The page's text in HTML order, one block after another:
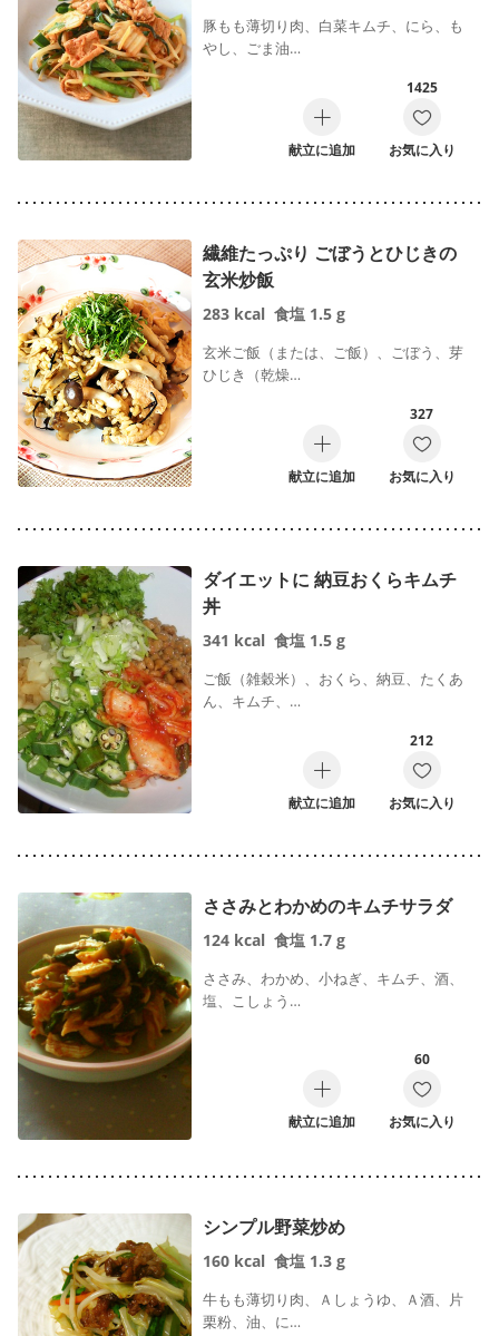
豚もも薄切り肉、白菜キムチ、にら、も
やし、ごま油…
献立に追加
1425
お気に入り
繊維たっぷり ごぼうとひじきの
玄米炒飯
283 kcal 食塩 1.5 g
玄米ご飯（または、ご飯）、ごぼう、芽
ひじき（乾燥…
献立に追加
327
お気に入り
ダイエットに 納豆おくらキムチ
丼
341 kcal 食塩 1.5 g
ご飯（雑穀米）、おくら、納豆、たくあ
ん、キムチ、…
献立に追加
212
お気に入り
ささみとわかめのキムチサラダ
124 kcal 食塩 1.7 g
ささみ、わかめ、小ねぎ、キムチ、酒、
塩、こしょう…
献立に追加
60
お気に入り
シンプル野菜炒め
160 kcal 食塩 1.3 g
牛もも薄切り肉、Ａしょうゆ、Ａ酒、片
栗粉、油、に…